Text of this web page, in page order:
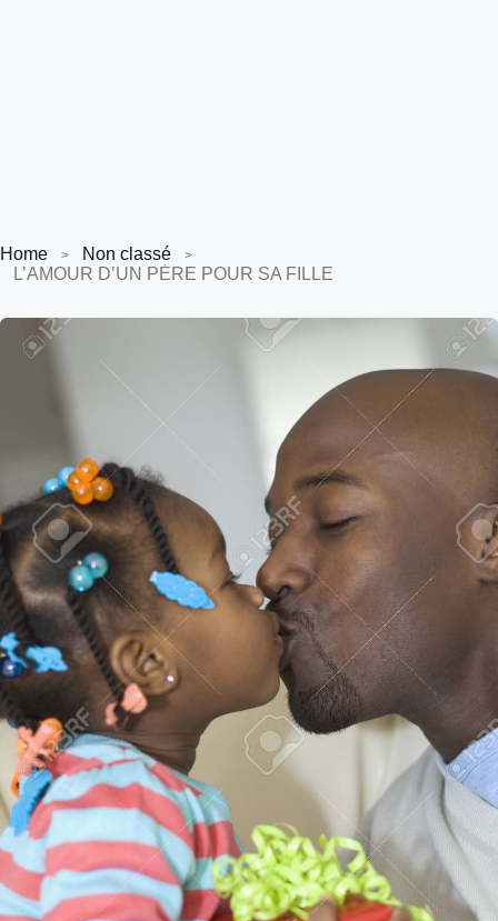
Home
Non classé
L’AMOUR D’UN PÈRE POUR SA FILLE